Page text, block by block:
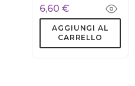
6,60 €
AGGIUNGI AL
CARRELLO